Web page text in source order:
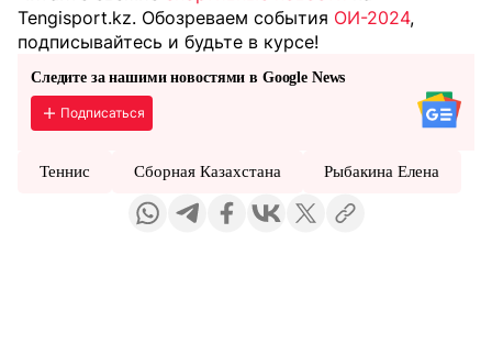
Tengisport.kz. Обозреваем события ОИ-2024,
подписывайтесь и будьте в курсе!
Следите за нашими новостями в Google News
Подписаться
Теннис Сборная Казахстана Рыбакина Елена